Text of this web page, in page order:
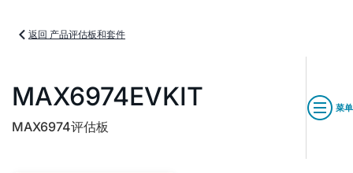
返回 产品评估板和套件
MAX6974EVKIT
MAX6974评估板
菜单